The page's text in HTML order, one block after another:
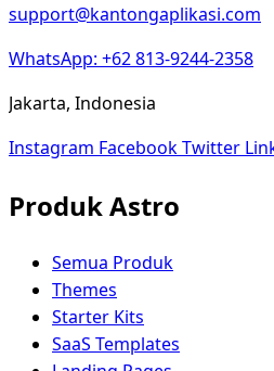
support@kantongaplikasi.com
WhatsApp: +62 813-9244-2358
Jakarta, Indonesia
Instagram FacebookTwitter
Produk Astro
Semua Produk
Themes
Starter Kits
SaaS Templates